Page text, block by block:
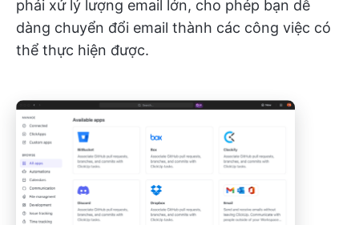
phải xử lý lượng email lớn, cho phép bạn dễ
dàng chuyển đổi email thành các công việc có
thể thực hiện được.